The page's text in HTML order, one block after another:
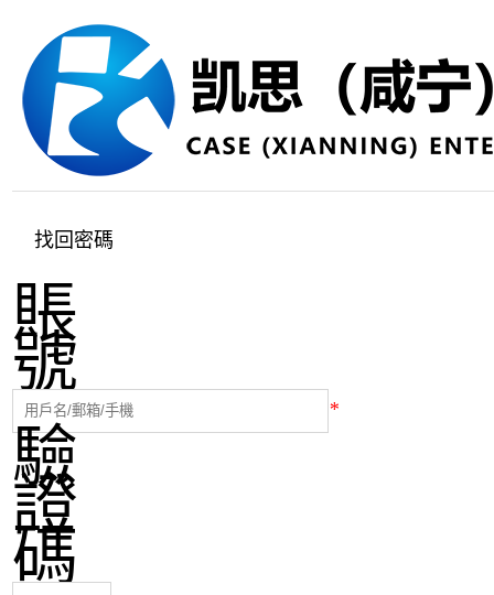
?
招聘
會員
CODESYS
開發者社區
留言
找回密碼
賬
號
*
驗
證
碼